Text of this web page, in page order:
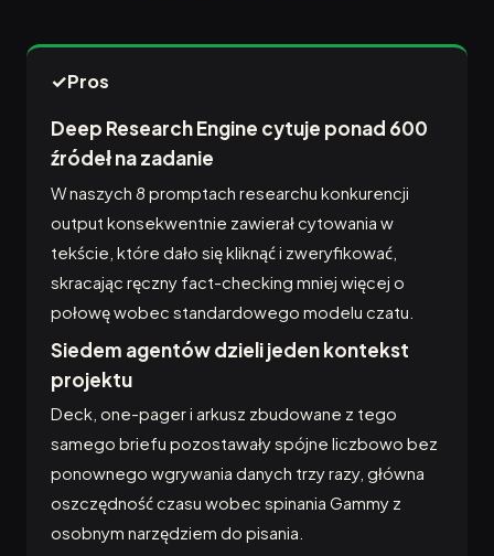
✓Pros
Deep Research Engine cytuje ponad 600
źródeł na zadanie
W naszych 8 promptach researchu konkurencji
output konsekwentnie zawierał cytowania w
tekście, które dało się kliknąć i zweryfikować,
skracając ręczny fact-checking mniej więcej o
połowę wobec standardowego modelu czatu.
Siedem agentów dzieli jeden kontekst
projektu
Deck, one-pager i arkusz zbudowane z tego
samego briefu pozostawały spójne liczbowo bez
ponownego wgrywania danych trzy razy, główna
oszczędność czasu wobec spinania Gammy z
osobnym narzędziem do pisania.